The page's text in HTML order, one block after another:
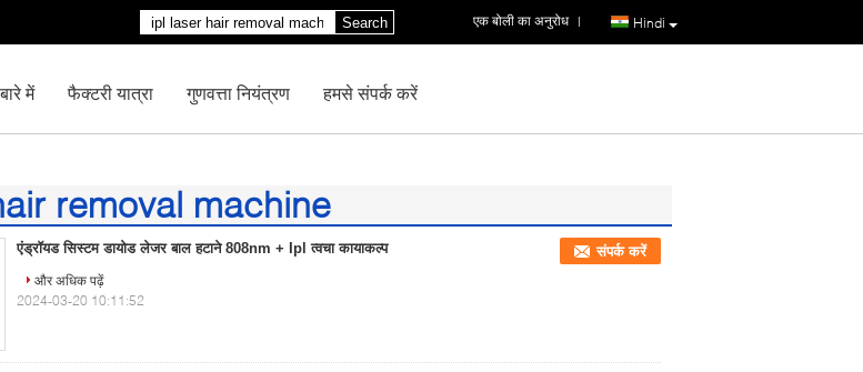
Hindi
एक बोली का अनुरोध |
Search
में फैक्टरी यात्रा गुणवत्ता नियंत्रण हमसे संपर्क करें
removal machine
एंड्रॉयड सिस्टम डायोड लेजर बाल हटाने 808nm + Ipl त्वचा कायाकल्प
संपर्क करें
और अधिक पढ़ें
2024-03-20 10:11:52